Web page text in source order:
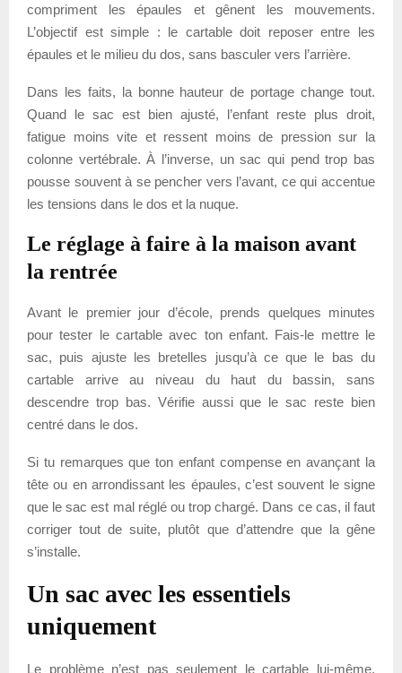
compriment les épaules et gênent les mouvements.
L’objectif est simple : le cartable doit reposer entre les
épaules et le milieu du dos, sans basculer vers l’arrière.
Dans les faits, la bonne hauteur de portage change tout.
Quand le sac est bien ajusté, l’enfant reste plus droit,
fatigue moins vite et ressent moins de pression sur la
colonne vertébrale. À l’inverse, un sac qui pend trop bas
pousse souvent à se pencher vers l’avant, ce qui accentue
les tensions dans le dos et la nuque.
Le réglage à faire à la maison avant
la rentrée
Avant le premier jour d’école, prends quelques minutes
pour tester le cartable avec ton enfant. Fais-le mettre le
sac, puis ajuste les bretelles jusqu’à ce que le bas du
cartable arrive au niveau du haut du bassin, sans
descendre trop bas. Vérifie aussi que le sac reste bien
centré dans le dos.
Si tu remarques que ton enfant compense en avançant la
tête ou en arrondissant les épaules, c’est souvent le signe
que le sac est mal réglé ou trop chargé. Dans ce cas, il faut
corriger tout de suite, plutôt que d’attendre que la gêne
s’installe.
Un sac avec les essentiels
uniquement
Le problème n’est pas seulement le cartable lui-même,